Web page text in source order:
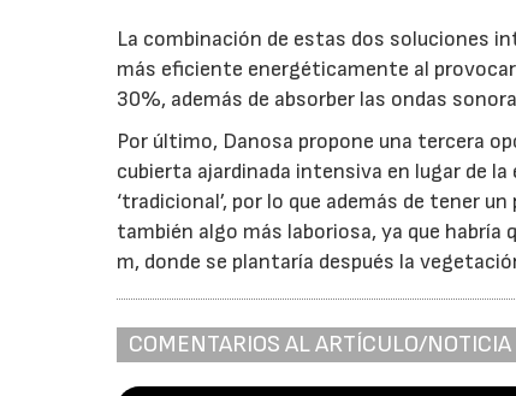
La combinación de estas dos soluciones
más eficiente energéticamente al
30%, además de absorber las ondas
Por último, Danosa propone una tercera
cubierta ajardinada intensiva en lugar de
‘tradicional’, por lo que además de tener
también algo más laboriosa, ya que
m, donde se plantaría después la
COMENTARIOS AL ARTÍCULO/NOTICIA